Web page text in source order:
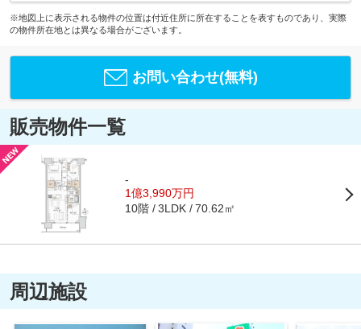
※地図上に表示される物件の位置は付近住所に所在することを表すものであり、実際
の物件所在地とは異なる場合がございます。
お問い合わせ(無料)
販売物件一覧
-
1億3,990万円
10階 3LDK 70.62㎡
周辺施設